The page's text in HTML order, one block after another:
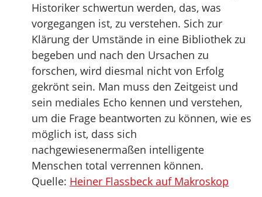
Historiker schwertun werden, das, was
vorgegangen ist, zu verstehen. Sich zur
Klärung der Umstände in eine Bibliothek zu
begeben und nach den Ursachen zu
forschen, wird diesmal nicht von Erfolg
gekrönt sein. Man muss den Zeitgeist und
sein mediales Echo kennen und verstehen,
um die Frage beantworten zu können, wie es
möglich ist, dass sich
nachgewiesenermaßen intelligente
Menschen total verrennen können.
Quelle: Heiner Flassbeck auf Makroskop